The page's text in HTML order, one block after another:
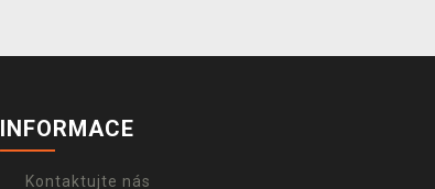
INFORMACE
Kontaktujte nás